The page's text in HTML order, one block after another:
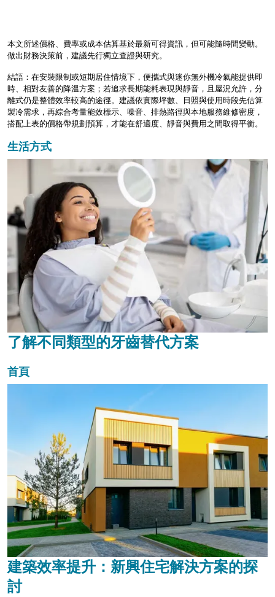
本文所述價格、費率或成本估算基於最新可得資訊，但可能隨時間變動。
做出財務決策前，建議先行獨立查證與研究。
結語：在安裝限制或短期居住情境下，便攜式與迷你無外機冷氣能提供即
時、相對友善的降溫方案；若追求長期能耗表現與靜音，且屋況允許，分
離式仍是整體效率較高的途徑。建議依實際坪數、日照與使用時段先估算
製冷需求，再綜合考量能效標示、噪音、排熱路徑與本地服務維修密度，
搭配上表的價格帶規劃預算，才能在舒適度、靜音與費用之間取得平衡。
生活方式
了解不同類型的牙齒替代方案
首頁
建築效率提升：新興住宅解決方案的探
討